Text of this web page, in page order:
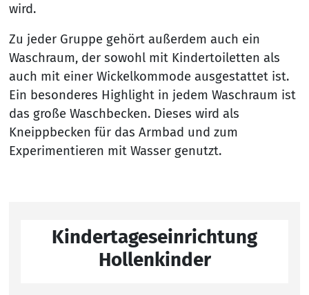
wird.
Zu jeder Gruppe gehört außerdem auch ein
Waschraum, der sowohl mit Kindertoiletten als
auch mit einer Wickelkommode ausgestattet ist.
Ein besonderes Highlight in jedem Waschraum ist
das große Waschbecken. Dieses wird als
Kneippbecken für das Armbad und zum
Experimentieren mit Wasser genutzt.
Kindertageseinrichtung
Hollenkinder